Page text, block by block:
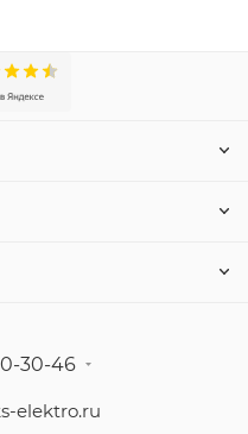
30-46
elektro.ru